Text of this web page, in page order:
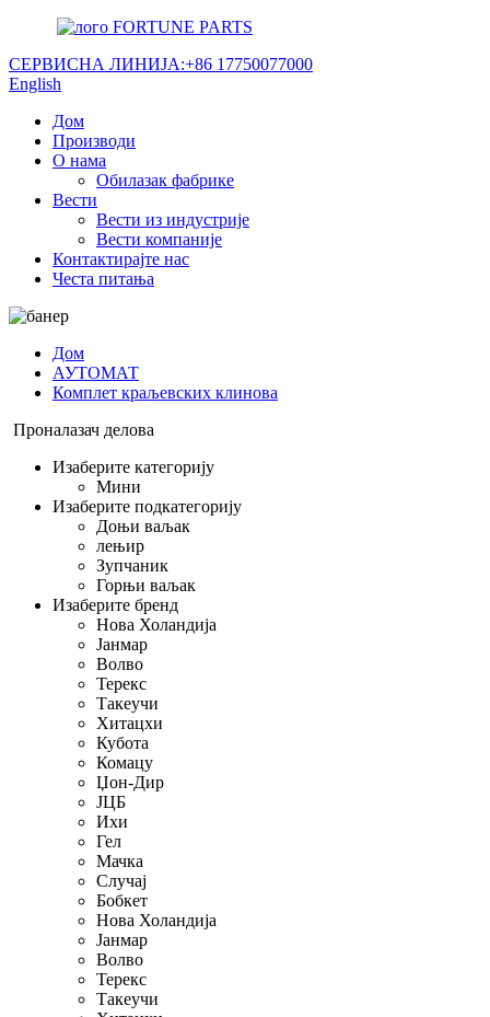
FORTUNE PARTS
СЕРВИСНА ЛИНИЈА:+86 17750077000
English
Дом
Производи
О нама
Обилазак фабрике
Вести
Вести из индустрије
Вести компаније
Контактирајте нас
Честа питања
Дом
АУТОМАТ
Комплет краљевских клинова
Проналазач делова
Изаберите категорију
Мини
Изаберите подкатегорију
Доњи ваљак
лењир
Зупчаник
Горњи ваљак
Изаберите бренд
Нова Холандија
Јанмар
Волво
Терекс
Такеучи
Хитацхи
Кубота
Комацу
Џон-Дир
ЈЦБ
Ихи
Гел
Мачка
Случај
Бобкет
Нова Холандија
Јанмар
Волво
Терекс
Такеучи